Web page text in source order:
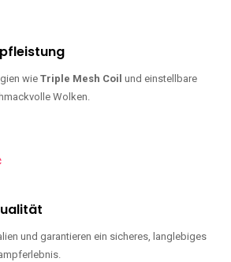
wieTriple Mesh Coil und einstellbare
Wolken.
und garantieren ein sicheres, langlebiges